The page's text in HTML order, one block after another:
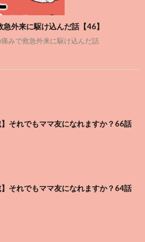
外来に駆け込んだ話【46】
痛みで救急外来に駆け込んだ話
】それでもママ友になれますか？66話
】それでもママ友になれますか？64話